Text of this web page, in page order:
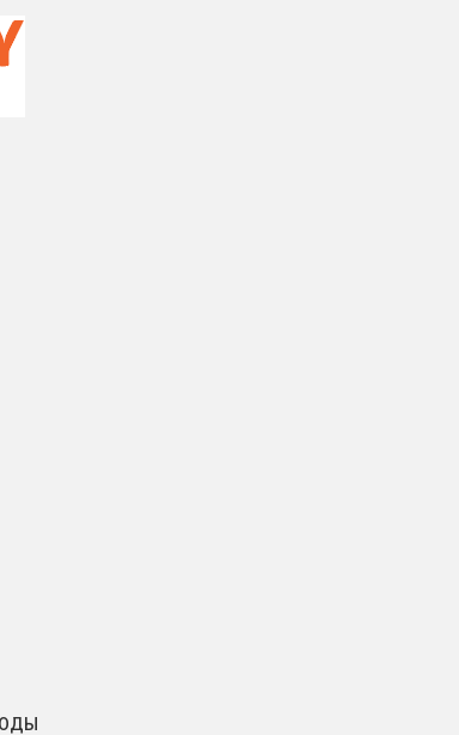
промышленности в России и мире